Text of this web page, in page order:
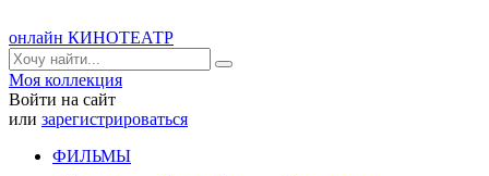
онлайн КИНОТЕАТР
Моя коллекция
Войти на сайт
или зарегистрироваться
ФИЛЬМЫ